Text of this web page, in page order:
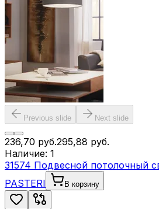
Previous slide Next slide
236,70 руб.295,88 руб.
Наличие: 1
31574 Подвесной потолочный
PASTERI
В корзину